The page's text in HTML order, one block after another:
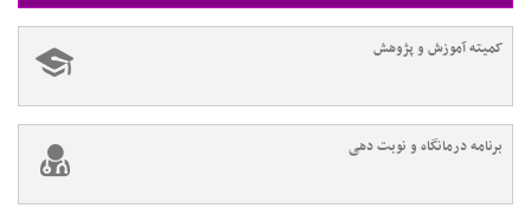
کمیته آموزش و پژوهش
برنامه درمانگاه و نوبت دهی